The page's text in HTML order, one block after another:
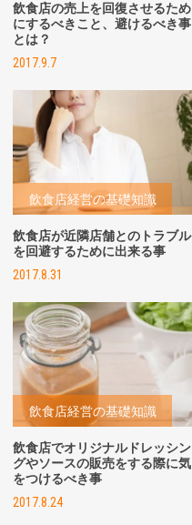
飲食店の売上を回復させるため
にするべきこと、避けるべき事
とは？
2017.9.7
飲食店経営の基礎知識
飲食店が近隣店舗とのトラブル
を回避するために出来る事
2017.8.31
飲食店経営の基礎知識
飲食店でオリジナルドレッシン
グやソースの販売をする際に気
をつけるべき事
2017.8.24